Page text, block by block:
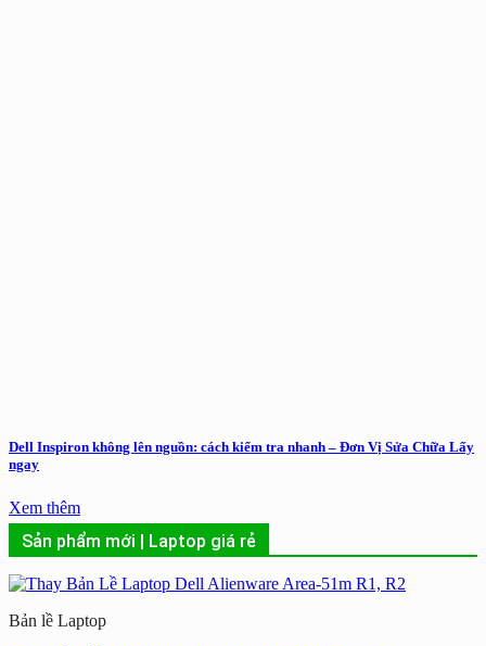
Dell Inspiron không lên nguồn: cách kiểm tra nhanh – Đơn Vị Sửa Chữa Lấy
ngay
Xem thêm
Sản phẩm mới | Laptop giá rẻ
Bản lề Laptop